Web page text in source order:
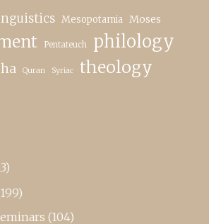
Mesopotamia Moses
Pentateuch philology
Quran Syriac theology
(104)